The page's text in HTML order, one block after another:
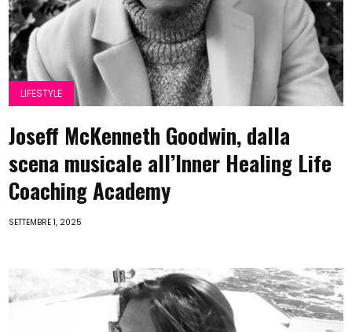
LIFESTYLE
Joseff McKenneth Goodwin, dalla
scena musicale all’Inner Healing Life
Coaching Academy
SETTEMBRE 1, 2025